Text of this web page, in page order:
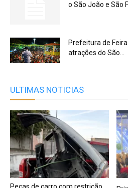
o São João e São
Prefeitura de
atrações do São...
ÚLTIMAS NOTÍCIAS